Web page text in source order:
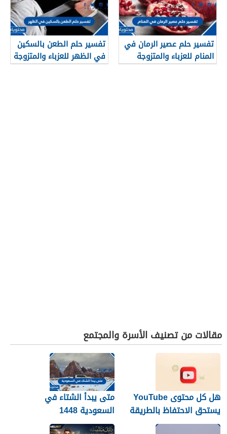
تفسير حلم عصير الرمان في
المنام للعزباء والمتزوجة
والحامل وللرجل
تفسير حلم الطعن بالسكين
في الظهر للعزباء والمتزوجة
والحامل
مقالات من تصنيف الأسرة والمجتمع
هل كل محتوى YouTube
يستحق الاحتفاظ بالطريقة
نفسها؟
متى يبدأ الشتاء في
السعودية 1448